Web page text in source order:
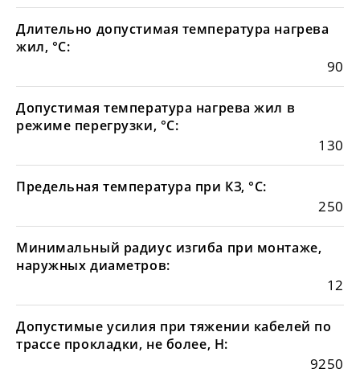
Длительно допустимая температура нагрева
жил, °С:
90
Допустимая температура нагрева жил в
режиме перегрузки, °С:
130
Предельная температура при КЗ, °С:
250
Минимальный радиус изгиба при монтаже,
наружных диаметров:
12
Допустимые усилия при тяжении кабелей по
трассе прокладки, не более, Н:
9250